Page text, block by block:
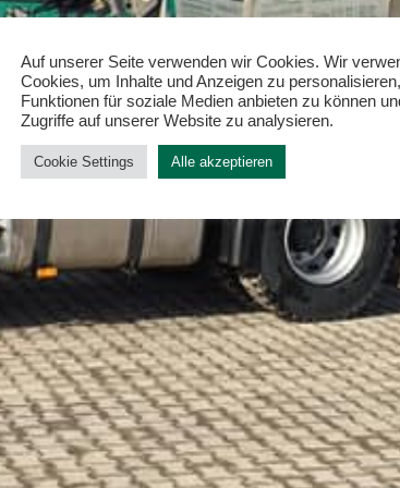
Auf unserer Seite verwenden wir Cookies. Wir
Cookies, um Inhalte und Anzeigen zu personalisieren,
Funktionen für soziale Medien anbieten zu können
Zugriffe auf unserer Website zu analysieren.
Cookie Settings Alle akzeptieren